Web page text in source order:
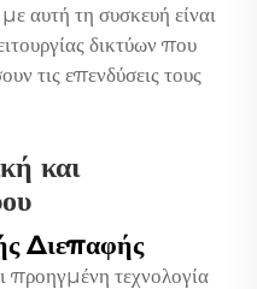
αυτή τη συσκευή είναι
δικτύων που
τις επενδύσεις τους
και
Διεπαφής
προηγμένη τεχνολογία